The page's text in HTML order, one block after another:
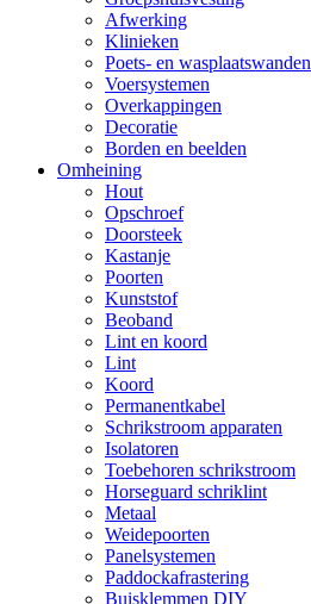
Afwerking
Klinieken
Poets- en wasplaatswanden
Voersystemen
Overkappingen
Decoratie
Borden en beelden
Omheining
Hout
Opschroef
Doorsteek
Kastanje
Poorten
Kunststof
Beoband
Lint en koord
Lint
Koord
Permanentkabel
Schrikstroom apparaten
Isolatoren
Toebehoren schrikstroom
Horseguard schriklint
Metaal
Weidepoorten
Panelsystemen
Paddockafrastering
Buisklemmen DIY